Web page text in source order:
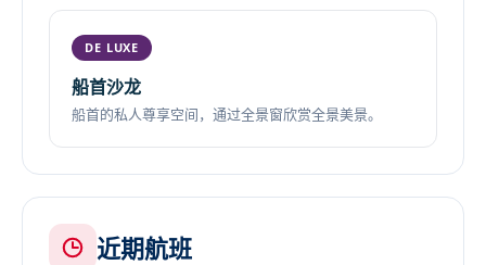
DE LUXE
船首沙龙
船首的私人尊享空间，通过全景窗欣赏全景美景。
近期航班